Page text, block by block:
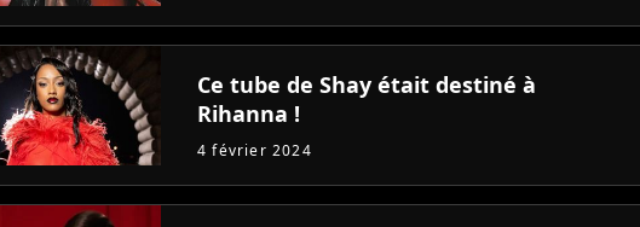
Ce tube de Shay était destiné à
Rihanna !
4 février 2024